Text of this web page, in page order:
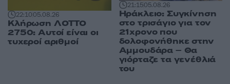
22:1005.08.26
Κλήρωση ΛΟΤΤΟ
2750: Αυτοί είναι οι
τυχεροί αριθμοί
21:1505.08.26
Ηράκλειο: Συγκίνηση
στο τρισάγιο για τον
21χρονο που
δολοφονήθηκε στην
Αμμουδάρα – Θα
γιόρταζε τα γενέθλιά
του